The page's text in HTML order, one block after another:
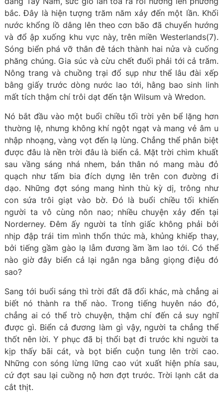
bắc. Đây là hiện tượng trăm năm xảy đến một lần. Khối
nước khổng lồ dâng lên theo cơn bão đã chuyển hướng
và đổ ập xuống khu vực này, trên miền Westerlands(7).
Sóng biển phá vỡ thân đê tách thành hai nửa và cuống
phăng chúng. Gia súc và cừu chết đuối phải tới cả trăm.
Nông trang và chuồng trại đổ sụp như thể lâu đài xếp
bằng giấy trước dòng nước lao tới, hằng bao sinh linh
mất tích thậm chí trôi dạt đến tận Wilsum và Wredon.
Nó bắt đầu vào một buổi chiều tối trời yên bể lặng hơn
thường lệ, nhưng không khí ngột ngạt và mang vẻ âm u
nhập nhoạng, vàng vọt đến lạ lùng. Chẳng thể phân biệt
được đâu là nền trời đâu là biển cả. Mặt trời chìm khuất
sau vầng sáng nhá nhem, bản thân nó mang màu đỏ
quạch như tấm bia đích dựng lên trên con đường đi
dạo. Những đợt sóng mang hình thù kỳ dị, trông như
con sứa trôi giạt vào bờ. Đó là buổi chiều tối khiến
người ta vô cùng nôn nao; nhiều chuyện xảy đến tại
Norderney. Đêm ấy người ta tỉnh giấc không phải bởi
nhịp đập trái tim mình thổn thức mà, khủng khiếp thay,
bởi tiếng gầm gào lạ lẫm đương ầm ầm lao tới. Có thể
nào giờ đây biển cả lại ngân nga bằng giọng điệu đó
sao?
Sang tới buổi sáng thì trời đất đã đổi khác, mà chẳng ai
biết nó thành ra thế nào. Trong tiếng huyên náo đó,
chẳng ai có thể trò chuyện, thậm chí đến cả suy nghĩ
được gì. Biển cả đương làm gì vậy, người ta chẳng thể
thốt nên lời. Y phục đã bị thổi bạt đi trước khi người ta
kịp thấy bãi cát, và bọt biển cuộn tung lên trời cao.
Những con sóng lừng lững cao vút xuất hiện phía sau,
cứ đợt sau lại cuồng nộ hơn đợt trước. Trời lạnh cắt da
cắt thịt.